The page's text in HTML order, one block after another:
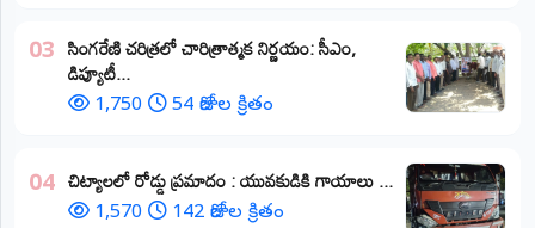
03 ​సింగరేణి చరిత్రలో చారిత్రాత్మక నిర్ణయం: సీఎం,
డిప్యూటీ...
1,750 54 రోజుల క్రితం
04 చిట్యాలలో రోడ్డు ప్రమాదం : యువకుడికి గాయాలు ​...
1,570 142 రోజుల క్రితం